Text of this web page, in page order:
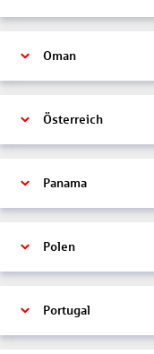
Oman
Österreich
Panama
Polen
Portugal